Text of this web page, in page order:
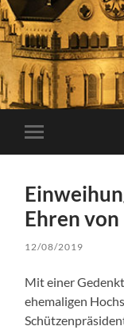
Mobile-
Menü
Ehren
12/08/2019
Mit einer
ehemaligen